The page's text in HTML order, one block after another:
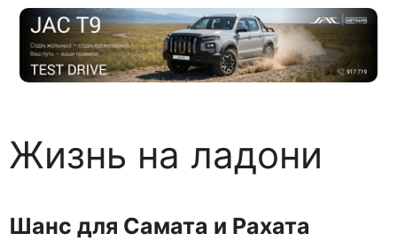
Жизнь на ладони
Шанс для Самата и Рахата